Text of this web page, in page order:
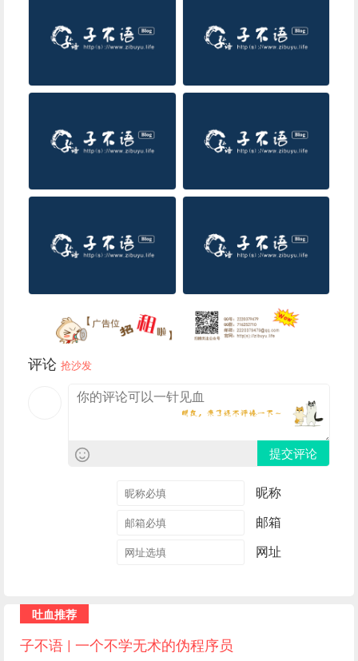
评论 抢沙发
提交评论
昵称
邮箱
网址
吐血推荐
子不语 | 一个不学无术的伪程序员